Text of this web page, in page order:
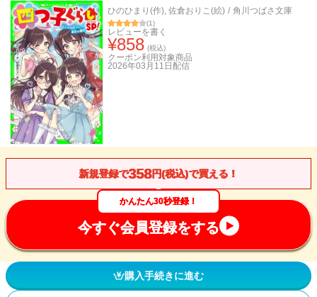
ひのひまり(作), 佐倉おりこ(絵) / 角川つばさ文庫
(1)
レビューを書く
¥858 (税込)
クーポン利用対象商品
2026年03月11日 配信
新規登録で358円(税込)で買える！
かんたん30秒登録！
今すぐ会員登録をする
購入手続きに進む